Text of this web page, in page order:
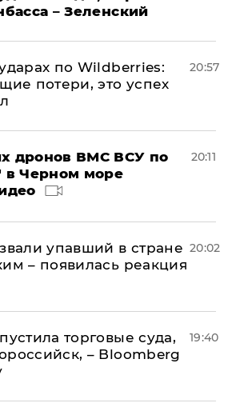
– Зеленский
по Wildberries:
потери, это успех
20:57
дронов ВМС ВСУ по
в Черном море
20:11
упавший в стране
– появилась реакция
20:02
торговые суда,
– Bloomberg
19:40